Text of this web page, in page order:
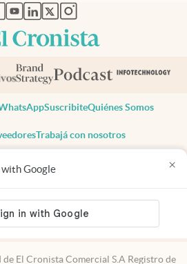
Google ×
abre en nueva pestaña
abre en nueva pestaña
abre en nueva pestaña
abre en nueva pestaña
abre en nueva pestaña
SuscribiteQuiénes Somos
Trabajá con nosotros
derechos reservados
Privacidad
+54 11 7078-3270
de El Cronista Comercial S.A Registro de